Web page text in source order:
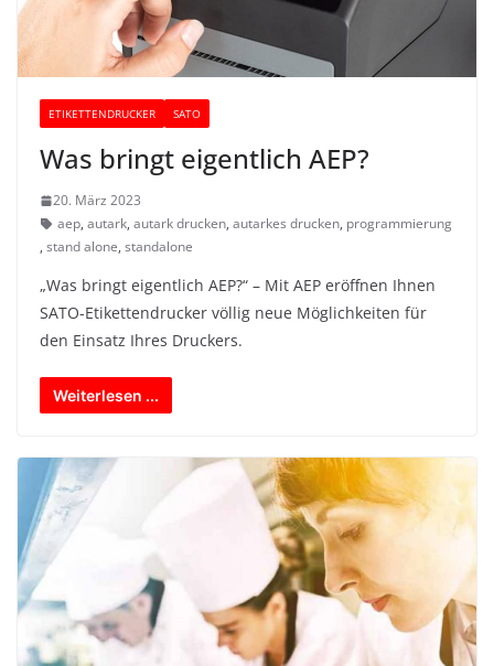
ETIKETTENDRUCKER SATO
Was bringt eigentlich AEP?
20. März 2023
aep, autark, autark drucken, autarkes drucken, programmierung
, stand alone, standalone
„Was bringt eigentlich AEP?“ – Mit AEP eröffnen Ihnen
SATO-Etikettendrucker völlig neue Möglichkeiten für
den Einsatz Ihres Druckers.
Weiterlesen ...